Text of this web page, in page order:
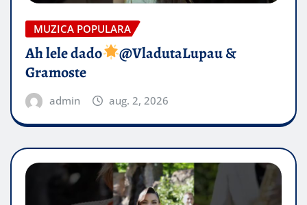
MUZICA POPULARA
Ah lele dado​
@VladutaLupau &
Gramoste
admin aug. 2, 2026